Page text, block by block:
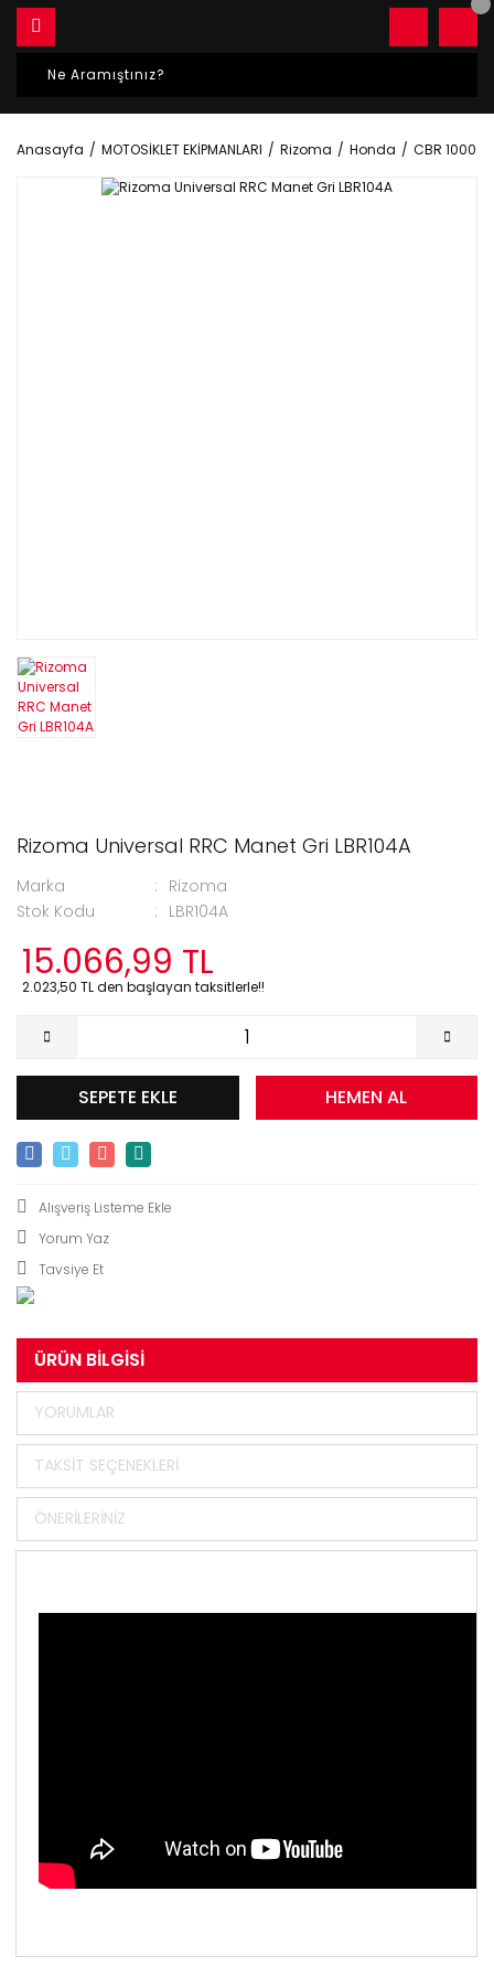
Anasayfa MOTOSİKLET EKİPMANLARI Rizoma Honda CBR 1000
Rizoma Universal RRC Manet Gri LBR104A
Marka
Rizoma
Stok Kodu
LBR104A
15.066,99 TL
2.023,50 TL den başlayan taksitlerle!!
SEPETE EKLE HEMEN AL
Yorum Yaz
Tavsiye Et
ÜRÜN BILGISI
YORUMLAR
TAKSIT SEÇENEKLERI
ÖNERILERINIZ